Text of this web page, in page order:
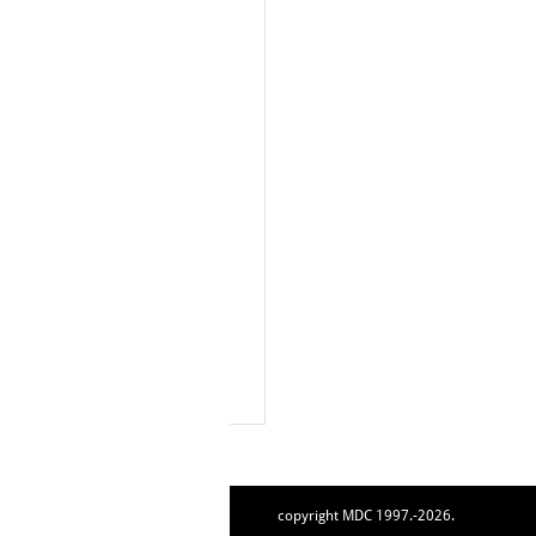
copyright MDC 1997.-2026.